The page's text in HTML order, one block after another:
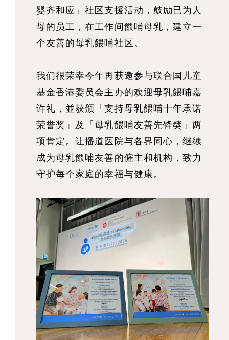
婴齐和应」社区支援活动，鼓励已为人
母的员工，在工作间餵哺母乳，建立一
个友善的母乳餵哺社区。
我们很荣幸今年再获邀参与联合国儿童
基金香港委员会主办的欢迎母乳餵哺嘉
许礼，並获颁「支持母乳餵哺十年承诺
荣誉奖」及「母乳餵哺友善先锋奬」两
项肯定。让播道医院与各界同心，继续
成为母乳餵哺友善的僱主和机构，致力
守护每个家庭的幸福与健康。